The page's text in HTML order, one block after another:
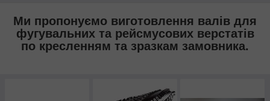
Ми пропонуємо виготовлення валів для
фугувальних та рейсмусових верстатів
по кресленням та зразкам замовника.